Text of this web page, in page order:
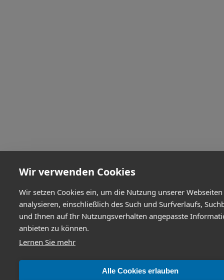
Wir verwenden Cookies
Wir setzen Cookies ein, um die Nutzung unserer
analysieren, einschließlich des Such und Surfverlaufs,
und Ihnen auf Ihr Nutzungsverhalten angepasste
anbieten zu können.
Lernen Sie mehr
Alle Cookies erlauben